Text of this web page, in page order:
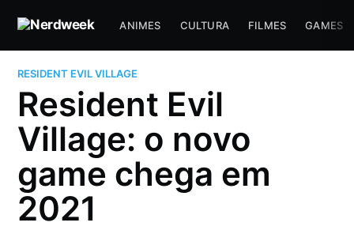
ANIMES CULTURA FILMES GAMES
RESIDENT EVIL VILLAGE
Resident Evil
Village: o novo
game chega em
2021